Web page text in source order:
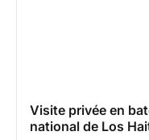
Visite privée en
national de Los